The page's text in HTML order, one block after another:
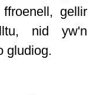
gellir
nid yw'n
gludiog.